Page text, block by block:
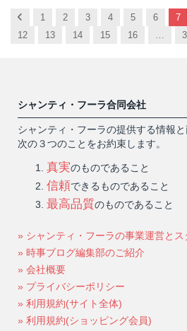
Previous
1 2 3 4 5 6 7
12
13 14 15 16 …
シャンティ・フーラ合同会社
シャンティ・フーラの提供する情報
次の３つのことをお約束します。
真実のものであること
信頼できるものであること
最高品質のものであること
» シャンティ・フーラの事業運営とス
» 時事ブログ編集部のご紹介
» 会社概要
» プライバシーポリシー
» 利用規約(サイト全体)
» 利用規約(ショッピング会員)